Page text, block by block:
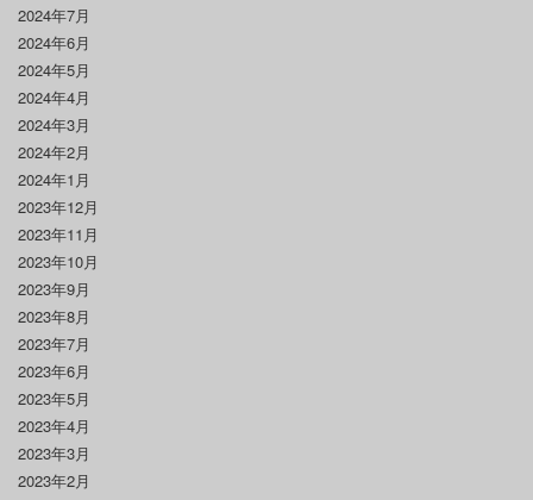
2024年7月
2024年6月
2024年5月
2024年4月
2024年3月
2024年2月
2024年1月
2023年12月
2023年11月
2023年10月
2023年9月
2023年8月
2023年7月
2023年6月
2023年5月
2023年4月
2023年3月
2023年2月